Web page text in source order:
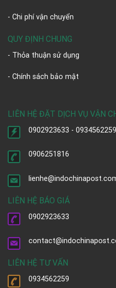
- Chi phí vận chuyển
QUY ĐỊNH CHUNG
- Thỏa thuận sử dụng
- Chính sách bảo mật
LIÊN HỆ ĐẶT DỊCH VỤ VẬN
0902923633 - 0934562259
0906251816
LIÊN HỆ BÁO GIÁ
0902923633
LIÊN HỆ TƯ VẤN
0934562259